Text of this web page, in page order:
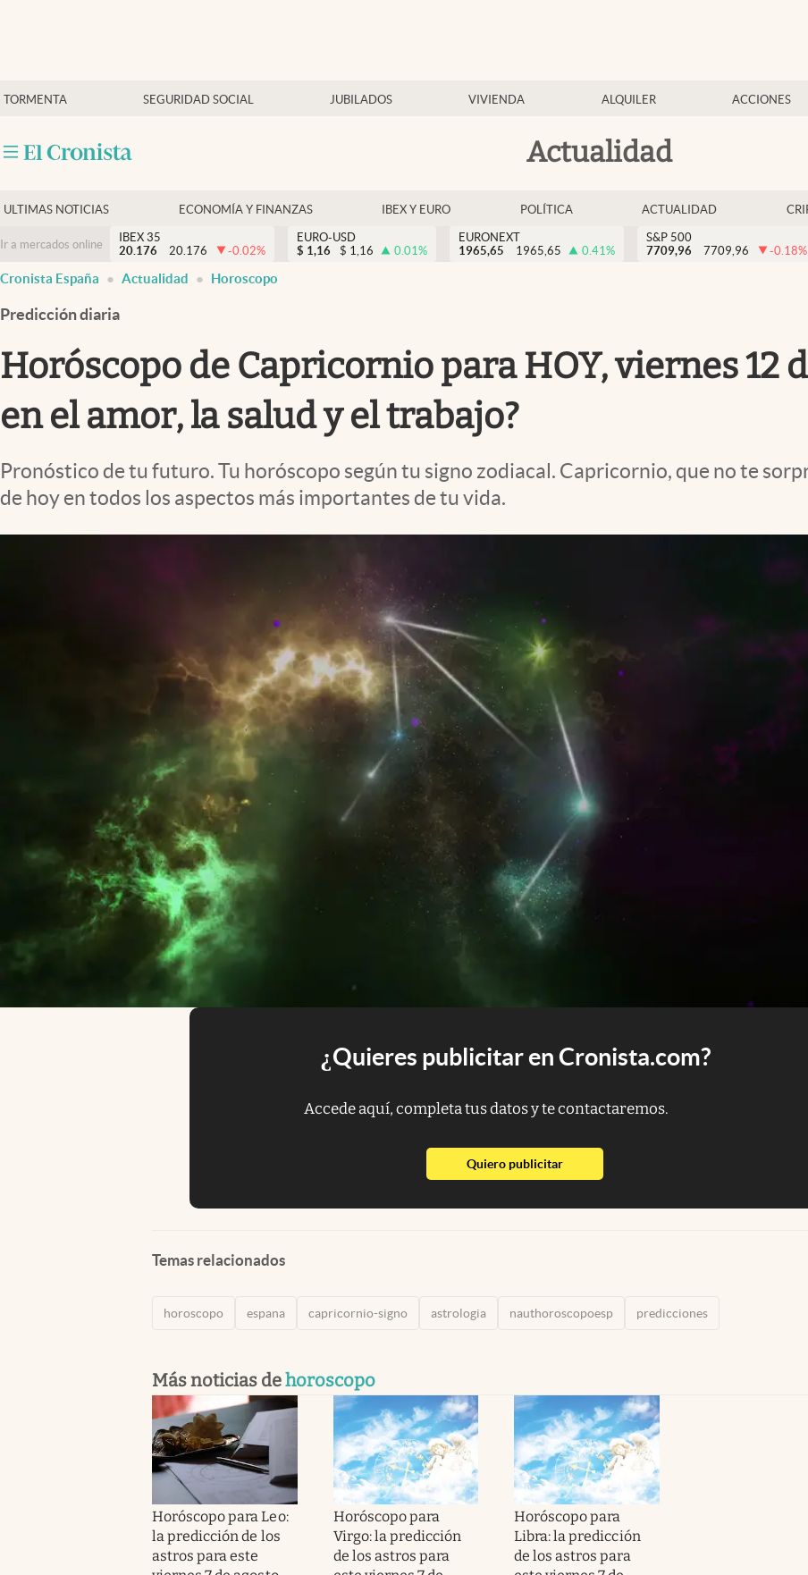
TORMENTA SEGURIDAD SOCIAL JUBILADOS VIVIENDA ALQUILER ACCIONES
Actualidad
Economía y finanzas
Criptomonedas
ULTIMAS NOTICIAS ECONOMÍA Y FINANZAS IBEX Y EURO POLÍTICA ACTUALIDAD
Ir a mercados online
IBEX 35
20.176
20.176 -0.02%
EURO-USD
$ 1,16 $ 1,16 0.01%
EURONEXT
1965,65
1965,65 0.41%
S&P 500
7709,96
7709,96 -0.18%
Cronista España Actualidad Horoscopo
Predicción diaria
Horóscopo de Capricornio para HOY, viernes 12
en el amor, la salud y el trabajo?
Pronóstico de tu futuro. Tu horóscopo según tu signo zodiacal. Capricornio, que no te
de hoy en todos los aspectos más importantes de tu vida.
¿Quieres publicitar en Cronista.com?
Accede aquí, completa tus datos y te contactaremos.
Quiero publicitarabre en nueva pestaña
Temas relacionados
horoscopo espana capricornio-signo astrologia nauthoroscopoesp predicciones
Más noticias dehoroscopo
Horóscopo para Leo:
la predicción de los
astros para este
Horóscopo para
Virgo: la predicción
de los astros para
Horóscopo para
Libra: la predicción
de los astros para